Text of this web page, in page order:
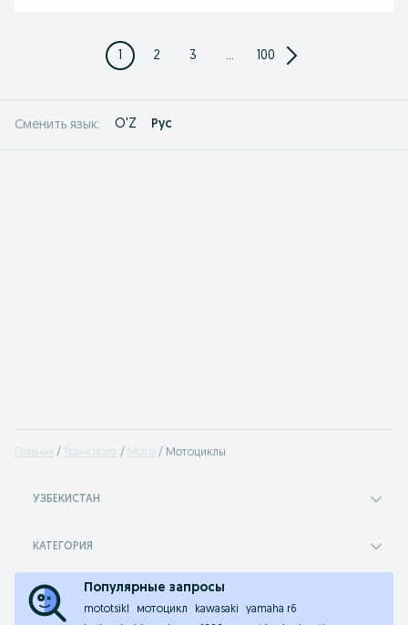
1 2 3 ... 100
Сменить язык: O'Z Рус
Главная Транспорт Мото Мотоциклы
УЗБЕКИСТАН
КАТЕГОРИЯ
Популярные запросы
mototsikl мотоцикл kawasaki
yamaha r6